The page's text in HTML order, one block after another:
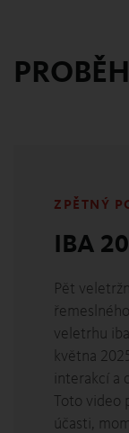
ZPĚTNÝ
IBA
Pět
veletrhu
května
interakcí a
Toto video
účasti,